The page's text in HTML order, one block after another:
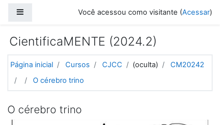
Você acessou como visitante (Acessar)
CientificaMENTE (2024.2)
Página inicial Cursos CJCC (oculta)
CM20242
O cérebro trino
O cérebro trino